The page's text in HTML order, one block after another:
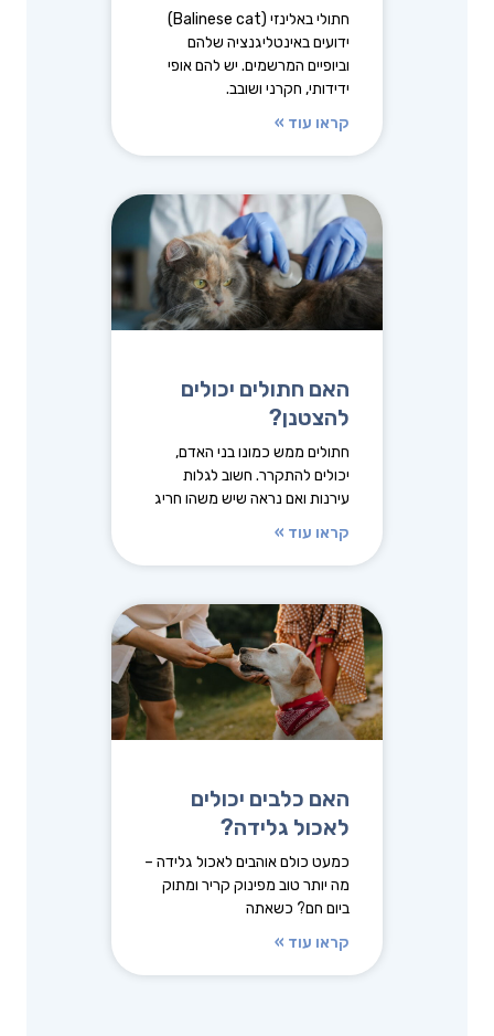
חתולי באלינזי (Balinese cat)
ידועים באינטליגנציה שלהם
וביופיים המרשמים. יש להם אופי
ידידותי, חקרני ושובב.
קראו עוד »
האם חתולים יכולים
להצטנן?
חתולים ממש כמונו בני האדם,
יכולים להתקרר. חשוב לגלות
עירנות ואם נראה שיש משהו חריג
קראו עוד »
האם כלבים יכולים
לאכול גלידה?
כמעט כולם אוהבים לאכול גלידה –
מה יותר טוב מפינוק קריר ומתוק
ביום חם? כשאתה
קראו עוד »